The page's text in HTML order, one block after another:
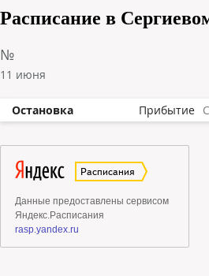
Расписание в
№
11 июня
Остановка Прибытие